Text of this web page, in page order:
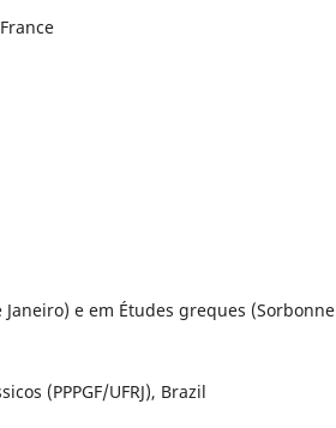
e em Études greques (Sorbonne
(PPPGF/UFRJ), Brazil